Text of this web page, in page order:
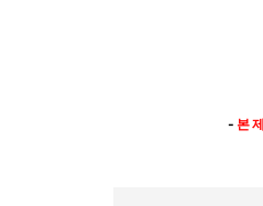
- 본